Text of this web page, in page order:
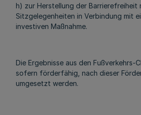
h) zur Herstellung der Barrierefreiheit
Sitzgelegenheiten in Verbindung mit
investiven Maßnahme.
Die Ergebnisse aus den Fußverkehrs-
sofern förderfähig, nach dieser
umgesetzt werden.